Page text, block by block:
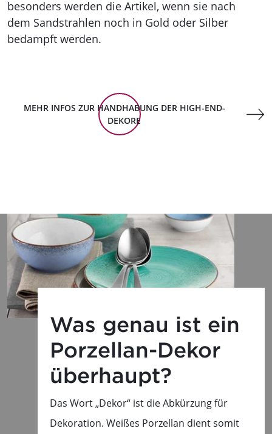
besonders werden die Artikel, wenn sie nach
dem Sandstrahlen noch in Gold oder Silber
bedampft werden.
MEHR INFOS ZUR HANDHABUNG DER HIGH-END-
DEKORE
Was genau ist ein
Porzellan-Dekor
überhaupt?
Das Wort „Dekor“ ist die Abkürzung für
Dekoration. Weißes Porzellan dient somit